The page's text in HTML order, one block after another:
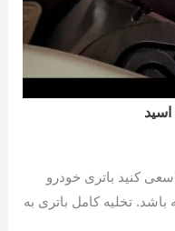
سعی کنید باتری خودرو
تخلیه کامل باتری به